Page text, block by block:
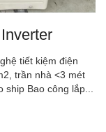
tiết kiệm điện
trần nhà <3 mét
Bao công lắp...